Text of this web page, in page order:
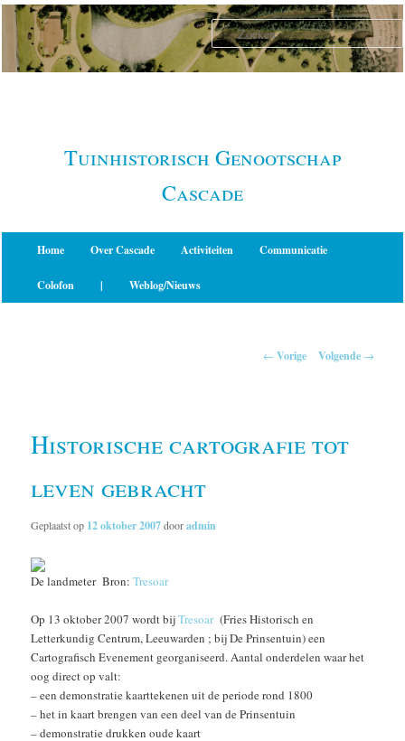
Spring
naar
primaire
Tuinhistorisch Genootschap
Cascade
Home Over Cascade Activiteiten Communicatie
Colofon | Weblog/Nieuws
← Vorige Volgende →
Historische cartografie tot
leven gebracht
Geplaatst op 12 oktober 2007dooradmin
De landmeter Bron:Tresoar
Op 13 oktober 2007 wordt bijTresoar(Fries Historisch en
Letterkundig Centrum, Leeuwarden ; bij De Prinsentuin) een
Cartografisch Evenement georganiseerd. Aantal onderdelen waar het
oog direct op valt:
– een demonstratie kaarttekenen uit de periode rond 1800
– het in kaart brengen van een deel van de Prinsentuin
– demonstratie drukken oude kaart